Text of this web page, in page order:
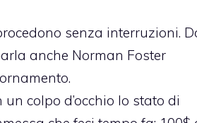
senza interruzioni.
anche Norman Foster
colpo d’occhio lo stato di